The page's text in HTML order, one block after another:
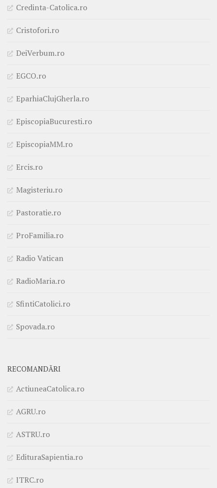
Credinta-Catolica.ro
Cristofori.ro
DeiVerbum.ro
EGCO.ro
EparhiaClujGherla.ro
EpiscopiaBucuresti.ro
EpiscopiaMM.ro
Ercis.ro
Magisteriu.ro
Pastoratie.ro
ProFamilia.ro
Radio Vatican
RadioMaria.ro
SfintiCatolici.ro
Spovada.ro
RECOMANDĂRI
ActiuneaCatolica.ro
AGRU.ro
ASTRU.ro
EdituraSapientia.ro
ITRC.ro